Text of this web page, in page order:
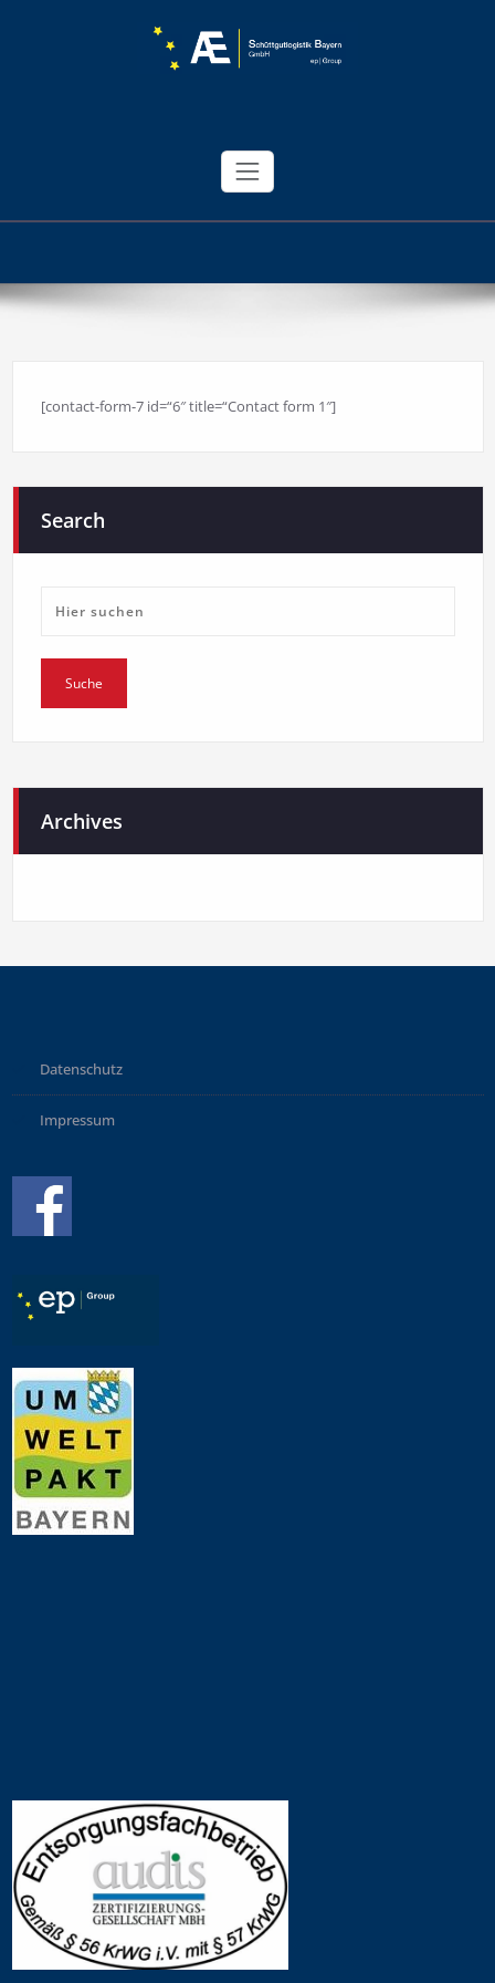
AE Schüttgutlogistik Bayern
GmbH
[contact-form-7 id=“6″ title=“Contact form 1″]
Search
Archives
Datenschutz
Impressum